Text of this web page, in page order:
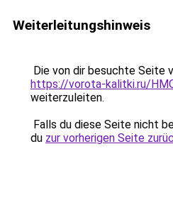
Weiterleitungshinweis
Die von dir besuchte Seite
https://vorota-kalitki.ru/
weiterzuleiten.
Falls du diese Seite nicht
du zur vorherigen Seite